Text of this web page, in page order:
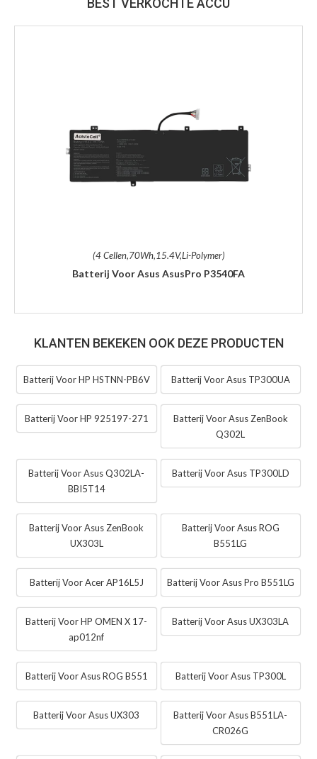
BEST VERKOCHTE ACCU
(4 Cellen,70Wh,15.4V,Li-Polymer)
Batterij Voor Asus AsusPro P3540FA
KLANTEN BEKEKEN OOK DEZE PRODUCTEN
Batterij Voor HP HSTNN-PB6V Batterij Voor Asus TP300UA
Batterij Voor HP 925197-271
Batterij Voor Asus ZenBook
Q302L
Batterij Voor Asus Q302LA-
BBI5T14
Batterij Voor Asus TP300LD
Batterij Voor Asus ZenBook
UX303L
Batterij Voor Asus ROG
B551LG
Batterij Voor Acer AP16L5J Batterij Voor Asus Pro B551LG
Batterij Voor HP OMEN X 17-
ap012nf
Batterij Voor Asus UX303LA
Batterij Voor Asus ROG B551 Batterij Voor Asus TP300L
Batterij Voor Asus UX303
Batterij Voor Asus B551LA-
CR026G